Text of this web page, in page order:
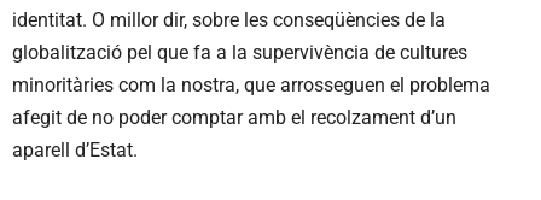
identitat. O millor dir, sobre les conseqüències de la
globalització pel que fa a la supervivència de cultures
minoritàries com la nostra, que arrosseguen el problema
afegit de no poder comptar amb el recolzament d’un
aparell d’Estat.